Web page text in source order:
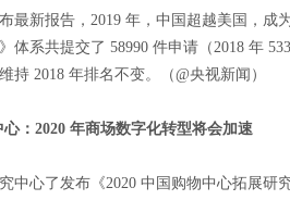
最新报告，2019 年，中国超越美国，
体系共提交了 58990 件申请（2018 年
持 2018 年排名不变。（@央视新闻）
：2020 年商场数字化转型将会加速
中心了发布《2020 中国购物中心拓展研